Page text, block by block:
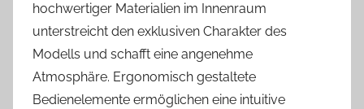
hochwertiger Materialien im Innenraum
unterstreicht den exklusiven Charakter des
Modells und schafft eine angenehme
Atmosphäre. Ergonomisch gestaltete
Bedienelemente ermöglichen eine intuitive